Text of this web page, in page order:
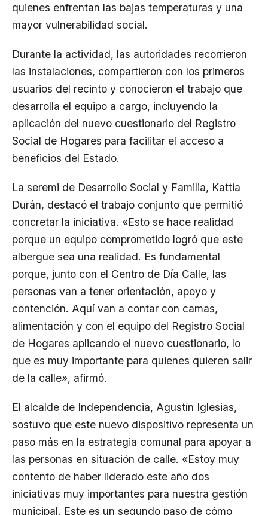
quienes enfrentan las bajas temperaturas y una
mayor vulnerabilidad social.
Durante la actividad, las autoridades recorrieron
las instalaciones, compartieron con los primeros
usuarios del recinto y conocieron el trabajo que
desarrolla el equipo a cargo, incluyendo la
aplicación del nuevo cuestionario del Registro
Social de Hogares para facilitar el acceso a
beneficios del Estado.
La seremi de Desarrollo Social y Familia, Kattia
Durán, destacó el trabajo conjunto que permitió
concretar la iniciativa. «Esto se hace realidad
porque un equipo comprometido logró que este
albergue sea una realidad. Es fundamental
porque, junto con el Centro de Día Calle, las
personas van a tener orientación, apoyo y
contención. Aquí van a contar con camas,
alimentación y con el equipo del Registro Social
de Hogares aplicando el nuevo cuestionario, lo
que es muy importante para quienes quieren salir
de la calle», afirmó.
El alcalde de Independencia, Agustín Iglesias,
sostuvo que este nuevo dispositivo representa un
paso más en la estrategia comunal para apoyar a
las personas en situación de calle. «Estoy muy
contento de haber liderado este año dos
iniciativas muy importantes para nuestra gestión
municipal. Este es un segundo paso de cómo